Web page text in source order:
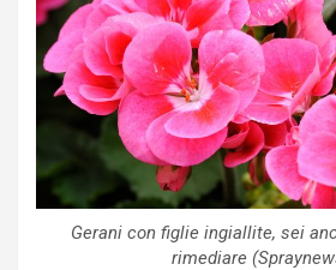
Gerani con figlie ingiallite, sei
rimediare